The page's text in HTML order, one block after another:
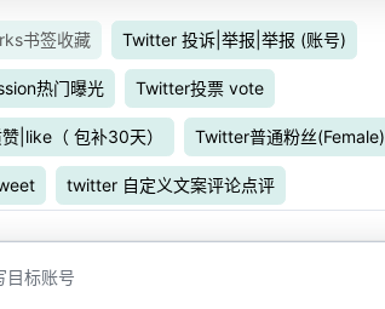
书签收藏 Twitter 投诉|举报|举报 (账号)
热门曝光 Twitter投票 vote
|like（ 包补30天） Twitter普通粉丝(Female)
twitter 自定义文案评论点评
目标账号